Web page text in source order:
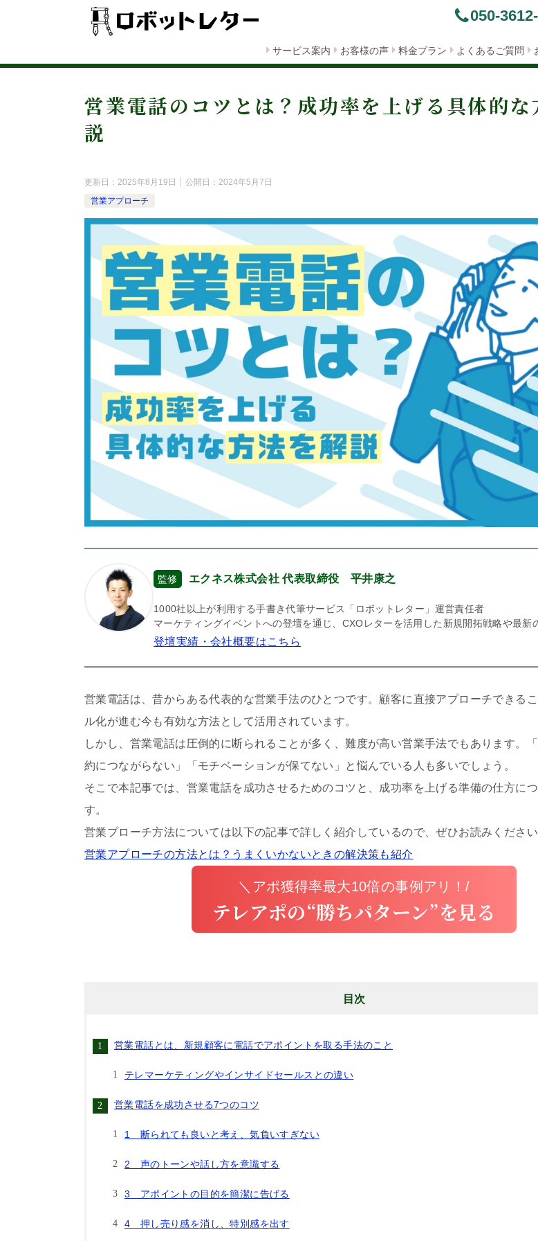
050-
サービス案内 お客様の声 料金プラン よくあるご質問
営業電話のコツとは？成功率を上げる具体的な
説
更新日： 2025年8月19日 公開日： 2024年5月7日
営業アプローチ
監修 エクネス株式会社 代表取締役 平井康之
1000社以上が利用する手書き代筆サービス「ロボットレター」運営責任者
マーケティングイベントへの登壇を通じ、CXOレターを活用した新規開拓戦略や最新
登壇実績・会社概要はこちら
営業電話は、昔からある代表的な営業手法のひとつです。顧客に直接アプローチできる
ル化が進む今も有効な方法として活用されています。
しかし、営業電話は圧倒的に断られることが多く、難度が高い営業手法でもあります。
約につながらない」「モチベーションが保てない」と悩んでいる人も多いでしょう。
そこで本記事では、営業電話を成功させるためのコツと、成功率を上げる準備の仕方に
す。
営業プローチ方法については以下の記事で詳しく紹介しているので、ぜひお読みください
営業アプローチの方法とは？うまくいかないときの解決策も紹介
＼アポ獲得率最大10倍の事例アリ！/
テレアポの“勝ちパターン”を見る
目次
営業電話とは、新規顧客に電話でアポイントを取る手法のこと
テレマーケティングやインサイドセールスとの違い
営業電話を成功させる7つのコツ
1 断られても良いと考え、気負いすぎない
2 声のトーンや話し方を意識する
3 アポイントの目的を簡潔に告げる
4 押し売り感を消し、特別感を出す